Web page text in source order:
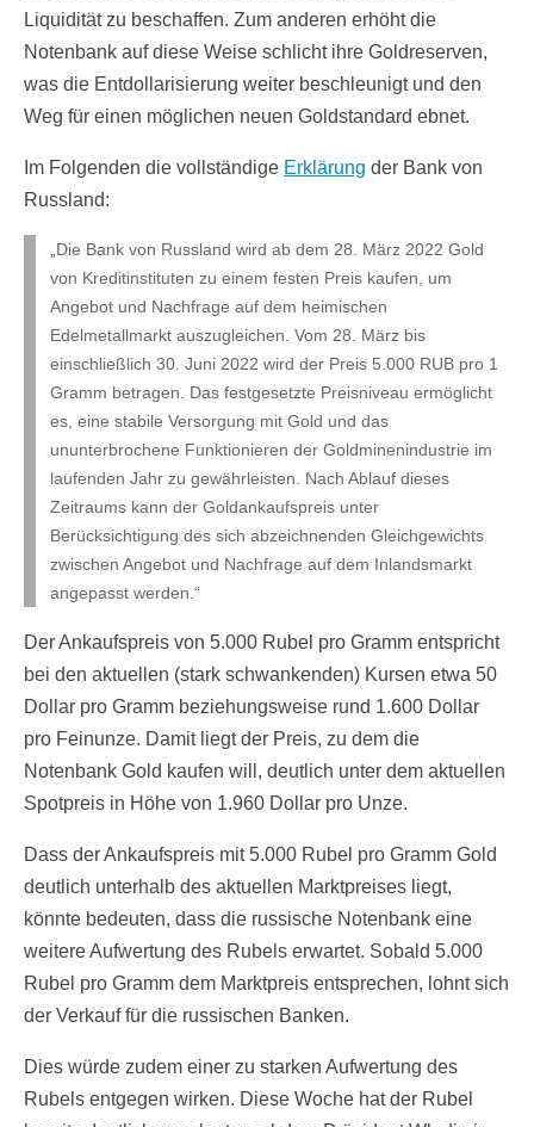
Liquidität zu beschaffen. Zum anderen erhöht die
Notenbank auf diese Weise schlicht ihre Goldreserven,
was die Entdollarisierung weiter beschleunigt und den
Weg für einen möglichen neuen Goldstandard ebnet.
Im Folgenden die vollständige Erklärung der Bank von
Russland:
„Die Bank von Russland wird ab dem 28. März 2022 Gold
von Kreditinstituten zu einem festen Preis kaufen, um
Angebot und Nachfrage auf dem heimischen
Edelmetallmarkt auszugleichen. Vom 28. März bis
einschließlich 30. Juni 2022 wird der Preis 5.000 RUB pro 1
Gramm betragen. Das festgesetzte Preisniveau ermöglicht
es, eine stabile Versorgung mit Gold und das
ununterbrochene Funktionieren der Goldminenindustrie im
laufenden Jahr zu gewährleisten. Nach Ablauf dieses
Zeitraums kann der Goldankaufspreis unter
Berücksichtigung des sich abzeichnenden Gleichgewichts
zwischen Angebot und Nachfrage auf dem Inlandsmarkt
angepasst werden.“
Der Ankaufspreis von 5.000 Rubel pro Gramm entspricht
bei den aktuellen (stark schwankenden) Kursen etwa 50
Dollar pro Gramm beziehungsweise rund 1.600 Dollar
pro Feinunze. Damit liegt der Preis, zu dem die
Notenbank Gold kaufen will, deutlich unter dem aktuellen
Spotpreis in Höhe von 1.960 Dollar pro Unze.
Dass der Ankaufspreis mit 5.000 Rubel pro Gramm Gold
deutlich unterhalb des aktuellen Marktpreises liegt,
könnte bedeuten, dass die russische Notenbank eine
weitere Aufwertung des Rubels erwartet. Sobald 5.000
Rubel pro Gramm dem Marktpreis entsprechen, lohnt sich
der Verkauf für die russischen Banken.
Dies würde zudem einer zu starken Aufwertung des
Rubels entgegen wirken. Diese Woche hat der Rubel